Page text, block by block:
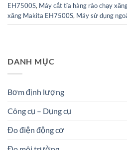
EH7500S, Máy cắt tỉa hàng rào chạy
xăng Makita EH7500S, Máy sử dụng
DANH MỤC
Bơm định lượng
Công cụ – Dụng cụ
Đo điện động cơ